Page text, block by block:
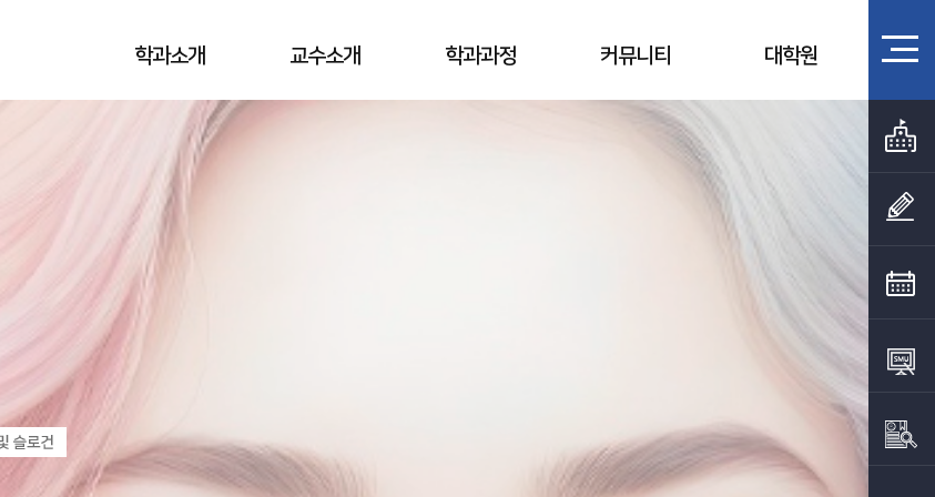
학과소개 교수소개 학과과정 커뮤니티 대학원